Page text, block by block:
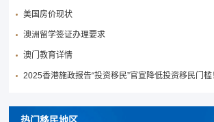
美国房价现状
澳洲留学签证办理要求
澳门教育详情
2025香港施政报告“投资移民”官宣降低投资移民门槛